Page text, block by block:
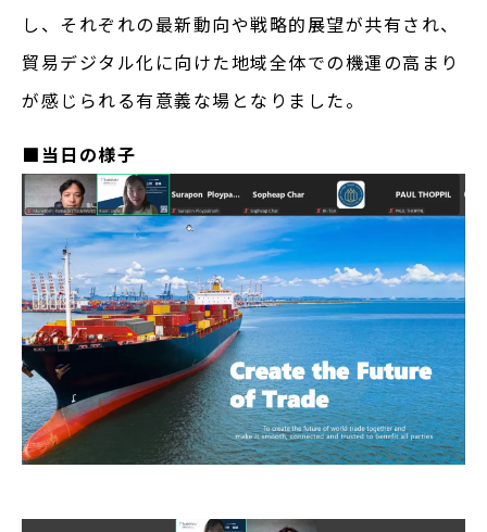
し、それぞれの最新動向や戦略的展望が共有され、
貿易デジタル化に向けた地域全体での機運の高まり
が感じられる有意義な場となりました。
■当日の様子